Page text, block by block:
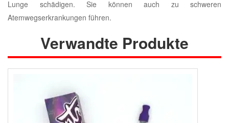
Lunge schädigen. Sie können auch zu schweren
Atemwegserkrankungen führen.
Verwandte Produkte